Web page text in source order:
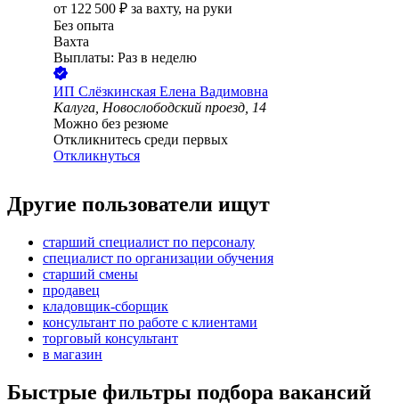
от 122 500 ₽ за вахту, на руки
Без опыта
Вахта
Выплаты: Раз в неделю
ИП Слёзкинская Елена Вадимовна
Калуга, Новослободский проезд, 14
Можно без резюме
Откликнитесь среди первых
Откликнуться
Другие пользователи ищут
старший специалист по персоналу
специалист по организации обучения
старший смены
продавец
кладовщик-сборщик
консультант по работе с клиентами
торговый консультант
в магазин
Быстрые фильтры подбора вакансий